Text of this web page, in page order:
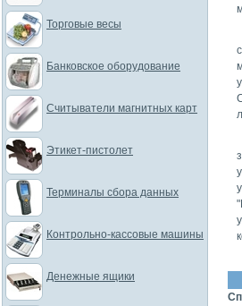
Торговые весы
Банковское оборудование
Считыватели магнитных карт
Этикет-пистолет
Терминалы сбора данных
Контрольно-кассовые машины
Денежные ящики